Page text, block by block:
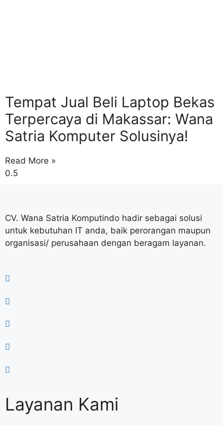
Tempat Jual Beli Laptop Bekas
Terpercaya di Makassar: Wana
Satria Komputer Solusinya!
Read More »
CV. Wana Satria Komputindo hadir sebagai solusi
untuk kebutuhan IT anda, baik perorangan maupun
organisasi/ perusahaan dengan beragam layanan.
Layanan Kami